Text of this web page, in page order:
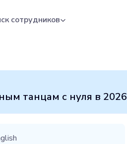
сотрудников
танцам с нуля в 2026